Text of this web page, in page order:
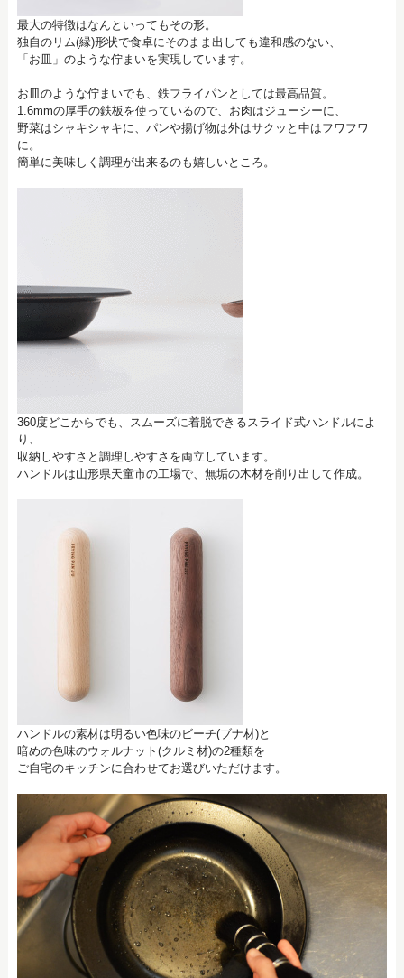
最大の特徴はなんといってもその形。
独自のリム(縁)形状で食卓にそのまま出しても違和感のない、
「お皿」のような佇まいを実現しています。
お皿のような佇まいでも、鉄フライパンとしては最高品質。
1.6mmの厚手の鉄板を使っているので、お肉はジューシーに、
野菜はシャキシャキに、パンや揚げ物は外はサクッと中はフワフワ
に。
簡単に美味しく調理が出来るのも嬉しいところ。
360度どこからでも、スムーズに着脱できるスライド式ハンドルによ
り、
収納しやすさと調理しやすさを両立しています。
ハンドルは山形県天童市の工場で、無垢の木材を削り出して作成。
ハンドルの素材は明るい色味のビーチ(ブナ材)と
暗めの色味のウォルナット(クルミ材)の2種類を
ご自宅のキッチンに合わせてお選びいただけます。